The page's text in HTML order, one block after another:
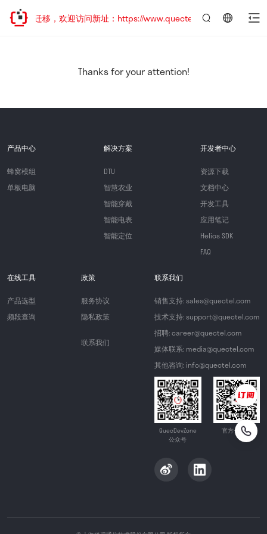
地址已迁移，欢迎访问新址：https://www.quectel.com.cn
Thanks for your attention!
产品中心
蜂窝模组
单板电脑
解决方案
DTU
智慧农业
智能穿戴
智能电表
智能定位
开发者中心
资源下载
文档中心
开发工具
应用笔记
Helios SDK
FAQ
在线工具
产品选型
频段查询
政策
服务协议
隐私政策
联系我们
联系我们
销售支持: sales@quectel.com
技术支持: support@quectel.com
招聘: career@quectel.com
媒体联系: media@quectel.com
其他咨询: info@quectel.com
QuecDevZone
公众号
官方公众号